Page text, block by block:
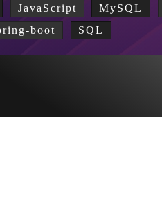
JavaScript MySQL
boot SQL